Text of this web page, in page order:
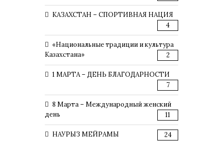
КАЗАХСТАН – СПОРТИВНАЯ НАЦИЯ
4
«Национальные традиции и культура
Казахстана»
2
1 МАРТА – ДЕНЬ БЛАГОДАРНОСТИ
7
8 Марта – Международный женский
день
11
НАУРЫЗ МЕЙРАМЫ 24